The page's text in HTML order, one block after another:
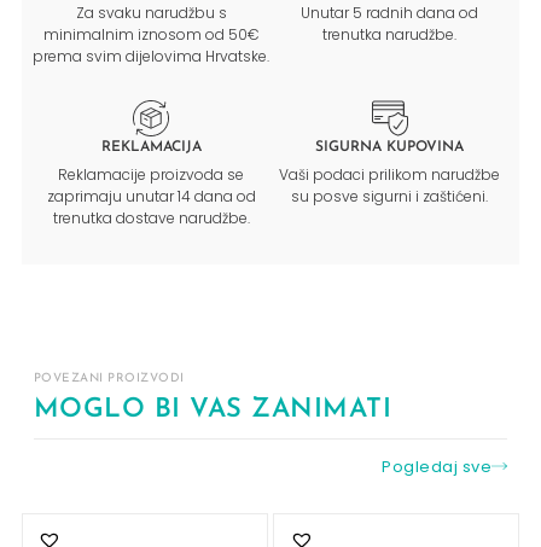
Za svaku narudžbu s
minimalnim iznosom od 50€
prema svim dijelovima Hrvatske.
Unutar 5 radnih dana od
trenutka narudžbe.
REKLAMACIJA
Reklamacije proizvoda se
zaprimaju unutar 14 dana od
trenutka dostave narudžbe.
SIGURNA KUPOVINA
Vaši podaci prilikom narudžbe
su posve sigurni i zaštićeni.
POVEZANI PROIZVODI
MOGLO BI VAS ZANIMATI
Pogledaj sve